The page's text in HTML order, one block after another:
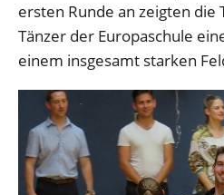
ersten Runde an zeigten die
Tänzer der Europaschule
einem insgesamt starken